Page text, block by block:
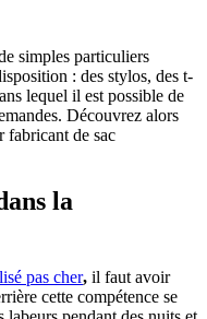
simples particuliers
: des stylos, des t-
lequel il est possible de
Découvrez alors
fabricant de sac
la
pas cher, il faut avoir
cette compétence se